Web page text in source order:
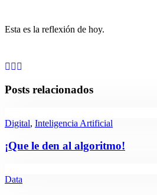
Esta es la reflexión de hoy.
Posts relacionados
Digital, Inteligencia Artificial
¡Que le den al algoritmo!
Data